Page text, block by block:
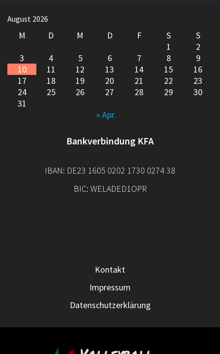
August 2026
M D M D F S
S
1
2
3
4 5 6 7 8
9
10
11 12 13 14 15
16
17
18 19 20 21 22
23
24
25 26 27 28 29
30
31
« Apr.
Bankverbindung KFA
IBAN: DE23 1605 0202 1730 0274 38
BIC: WELADED1OPR
Kontakt
Impressum
Datenschutzerklärung